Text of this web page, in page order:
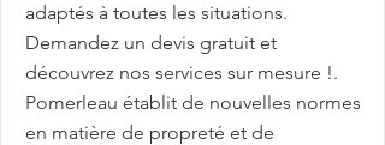
adaptés à toutes les situations.
Demandez un devis gratuit et
découvrez nos services sur mesure !.
Pomerleau établit de nouvelles normes
en matière de propreté et de